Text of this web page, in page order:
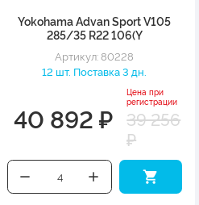
Yokohama Advan Sport V105
285/35 R22 106(Y
Артикул: 80228
12 шт. Поставка 3 дн.
40 892 ₽
Цена при
регистрации
39 256
₽